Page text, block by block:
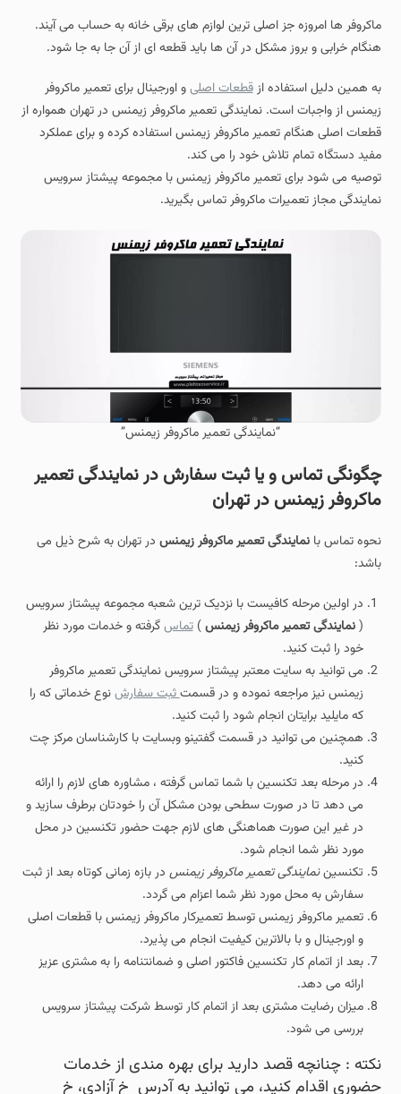
ماکروفر ها امروزه جز اصلی ترین لوازم های برقی خانه به حساب می آیند.
هنگام خرابی و بروز مشکل در آن ها باید قطعه ای از آن جا به جا شود.
به همین دلیل استفاده ازقطعات اصلیو اورجینال برای تعمیر ماکروفر
زیمنس از واجبات است. نمایندگی تعمیر ماکروفر زیمنس در تهران همواره از
قطعات اصلی هنگام تعمیر ماکروفر زیمنس استفاده کرده و برای عملکرد
مفید دستگاه تمام تلاش خود را می کند.
توصیه می شود برای تعمیر ماکروفر زیمنس با مجموعه پیشتاز سرویس
نمایندگی مجاز تعمیرات ماکروفر تماس بگیرید.
“نمایندگی تعمیر ماکروفر زیمنس”
چگونگی تماس و یا ثبت سفارش در نمایندگی تعمیر
ماکروفر زیمنس در تهران
نحوه تماس بانمایندگی تعمیر ماکروفر زیمنس در تهران به شرح ذیل می
باشد:
در اولین مرحله کافیست با نزدیک ترین شعبه مجموعه پیشتاز سرویس
(نمایندگی تعمیر ماکروفر زیمنس)تماسگرفته و خدمات مورد نظر
خود را ثبت کنید.
می توانید به سایت معتبر پیشتاز سرویس نمایندگی تعمیر ماکروفر
زیمنس نیز مراجعه نموده و در قسمتثبت سفارشنوع خدماتی که را
که مایلید برایتان انجام شود را ثبت کنید.
همچنین می توانید در قسمت گفتینو وبسایت با کارشناسان مرکز چت
کنید.
در مرحله بعد تکنسین با شما تماس گرفته ، مشاوره های لازم را ارائه
می دهد تا در صورت سطحی بودن مشکل آن را خودتان برطرف سازید و
در غیر این صورت هماهنگی های لازم جهت حضور تکنسین در محل
مورد نظر شما انجام شود.
تکنسیننمایندگی تعمیر ماکروفر زیمنس در بازه زمانی کوتاه بعد از ثبت
سفارش به محل مورد نظر شما اعزام می گردد.
تعمیر ماکروفر زیمنس توسط تعمیرکار ماکروفر زیمنس با قطعات اصلی
و اورجینال و با بالاترین کیفیت انجام می پذیرد.
بعد از اتمام کار تکنسین فاکتور اصلی و ضمانتنامه را به مشتری عزیز
ارائه می دهد.
میزان رضایت مشتری بعد از اتمام کار توسط شرکت پیشتاز سرویس
بررسی می شود.
نکته : چنانچه قصد دارید برای بهره مندی از خدمات
حضوری اقدام کنید، می توانید به آدرس خ آزادی، خ